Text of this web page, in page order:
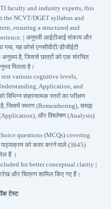
faculty and industry experts, this
the NCVT/DGET syllabus and
ensuring a structured and
| अनुभवी आईटीआई संकाय और
गया, यह कोर्स एनसीवीटी/डीजीईटी
अनुरूप है, जिससे छात्रों को एक संरचित
मिलता है।
test various cognitive levels,
Application, and
संज्ञानात्मक स्तरों का परीक्षण
है, जिसमें स्मरण (Remembering), समझ
और विश्लेषण (Analysis)
questions (MCQs) covering
को कवर करने वाले (3645)
हैं ।
for better conceptual clarity |
और चित्रण शामिल किए गए हैं।
टेस्ट